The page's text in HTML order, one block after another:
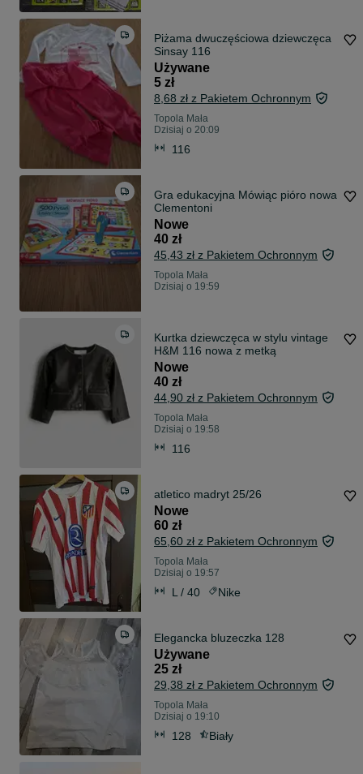
Piżama dwuczęściowa dziewczęca
Sinsay 116
Używane
5 zł
8,68 zł z Pakietem Ochronnym
Topola Mała
Dzisiaj o 20:09
116
Gra edukacyjna Mówiąc pióro nowa
Clementoni
Nowe
40 zł
45,43 zł z Pakietem Ochronnym
Topola Mała
Dzisiaj o 19:59
Kurtka dziewczęca w stylu vintage
H&M 116 nowa z metką
Nowe
40 zł
44,90 zł z Pakietem Ochronnym
Topola Mała
Dzisiaj o 19:58
116
atletico madryt 25/26
Nowe
60 zł
65,60 zł z Pakietem Ochronnym
Topola Mała
Dzisiaj o 19:57
L / 40 Nike
Elegancka bluzeczka 128
Używane
25 zł
29,38 zł z Pakietem Ochronnym
Topola Mała
Dzisiaj o 19:10
128 Biały